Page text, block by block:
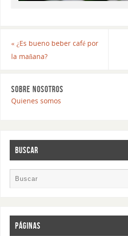
«¿Es bueno beber café por
la mañana?
SOBRE NOSOTROS
Quienes somos
BUSCAR
PÁGINAS